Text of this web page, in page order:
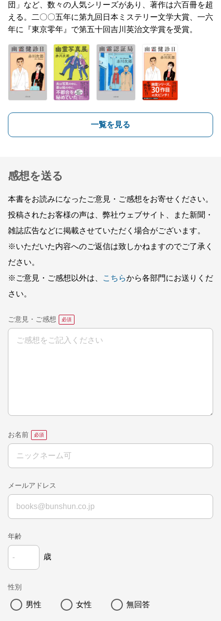
団」など、数々の人気シリーズがあり、著作は六百冊を超
える。二〇〇五年に第九回日本ミステリー文学大賞、一六
年に『東京零年』で第五十回吉川英治文学賞を受賞。
一覧を見る
感想を送る
本書をお読みになったご意見・ご感想をお寄せください。
投稿されたお客様の声は、弊社ウェブサイト、また新聞・
雑誌広告などに掲載させていただく場合がございます。
※いただいた内容へのご返信は致しかねますのでご了承く
ださい。
※ご意見・ご感想以外は、
こちらから各部門にお送りくだ
さい。
ご意見・ご感想
お名前
メールアドレス
年齢
歳
性別
男性 女性 無回答